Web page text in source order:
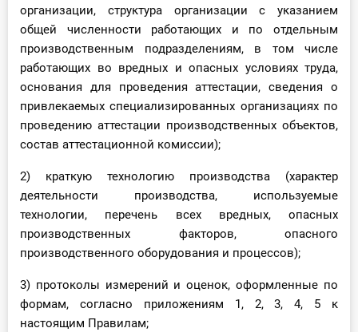
организации, структура организации с указанием
общей численности работающих и по отдельным
производственным подразделениям, в том числе
работающих во вредных и опасных условиях труда,
основания для проведения аттестации, сведения о
привлекаемых специализированных организациях по
проведению аттестации производственных объектов,
состав аттестационной комиссии);
2) краткую технологию производства (характер
деятельности производства, используемые
технологии, перечень всех вредных, опасных
производственных факторов, опасного
производственного оборудования и процессов);
3) протоколы измерений и оценок, оформленные по
формам, согласно приложениям 1, 2, 3, 4, 5 к
настоящим Правилам;